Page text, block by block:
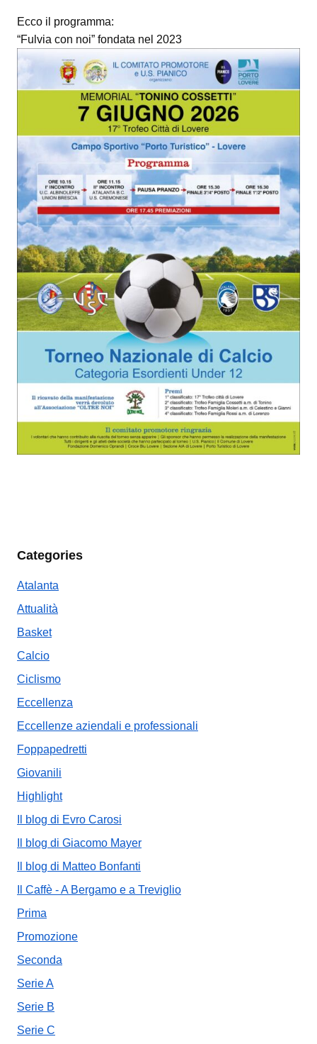
Ecco il programma:
“Fulvia con noi” fondata nel 2023
Categories
Atalanta
Attualità
Basket
Calcio
Ciclismo
Eccellenza
Eccellenze aziendali e professionali
Foppapedretti
Giovanili
Highlight
Il blog di Evro Carosi
Il blog di Giacomo Mayer
Il blog di Matteo Bonfanti
Il Caffè - A Bergamo e a Treviglio
Prima
Promozione
Seconda
Serie A
Serie B
Serie C